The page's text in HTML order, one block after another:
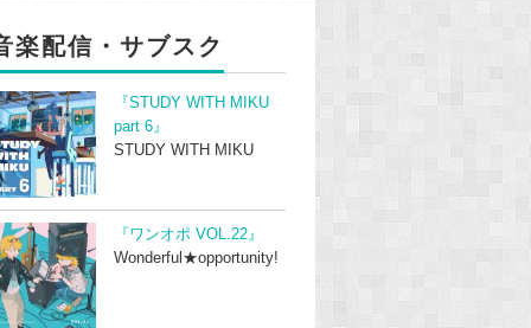
楽配信・サブスク
『STUDY WITH MIKU
part 6』
STUDY WITH MIKU
『ワンオポ VOL.22』
Wonderful★opportunity!